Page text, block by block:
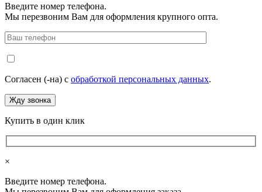
Введите номер телефона.
Мы перезвоним Вам для оформления крупного опта.
Согласен (-на) с обработкой персональных данных.
Купить в один клик
×
Введите номер телефона.